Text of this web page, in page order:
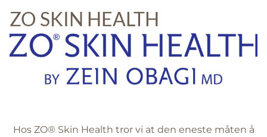
ZO SKIN HEALTH
Hos ZO® Skin Health tror vi at den eneste måten å